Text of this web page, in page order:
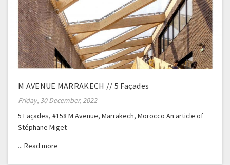
M AVENUE MARRAKECH // 5 Façades
Friday, 30 December, 2022
5 Façades, #158 M Avenue, Marrakech, Morocco An article of
Stéphane Miget